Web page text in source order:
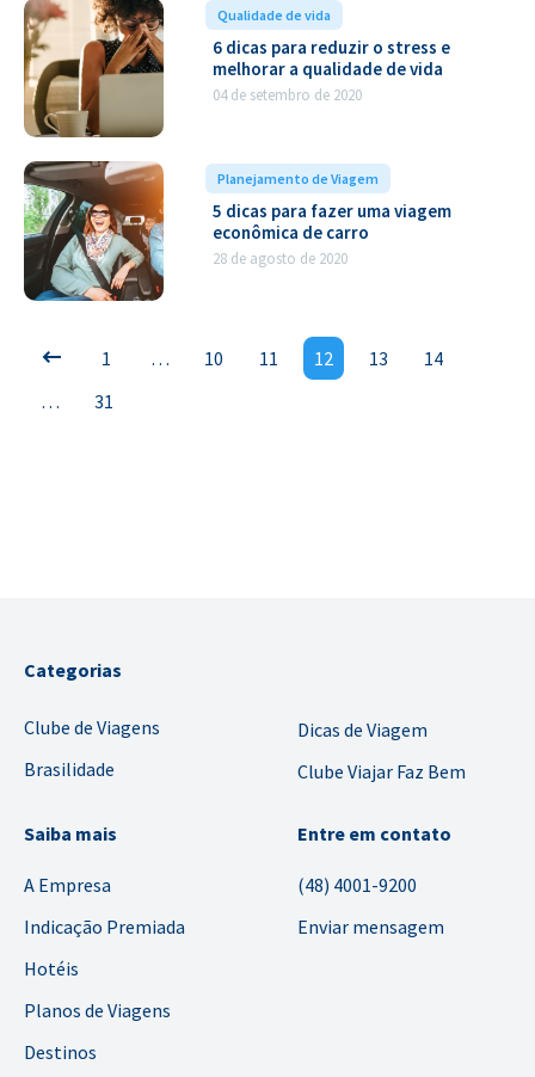
Qualidade de vida
6 dicas para reduzir o stress e
melhorar a qualidade de vida
04 de setembro de 2020
Planejamento de Viagem
5 dicas para fazer uma viagem
econômica de carro
28 de agosto de 2020
1 … 10 11 12 13
14
…
31
Categorias
Clube de Viagens
Brasilidade
Dicas de Viagem
Clube Viajar Faz Bem
Saiba mais
A Empresa
Indicação Premiada
Hotéis
Planos de Viagens
Destinos
Entre em contato
(48) 4001-9200
Enviar mensagem